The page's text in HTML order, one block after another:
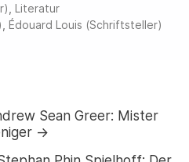
,Literatur
,Édouard Louis (Schriftsteller)
Sean Greer: Mister
→